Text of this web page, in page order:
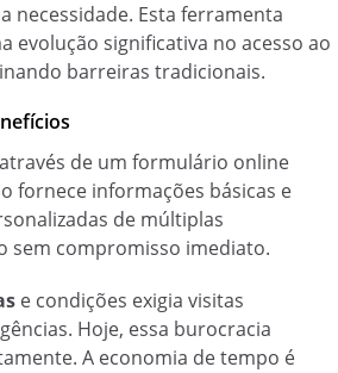
necessidade. Esta ferramenta
evolução significativa no acesso ao
barreiras tradicionais.
de um formulário online
fornece informações básicas e
de múltiplas
sem compromisso imediato.
e condições exigia visitas
Hoje, essa burocracia
A economia de tempo é